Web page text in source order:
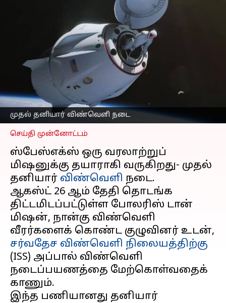
முதல் தனியார் விண்வெளி நடை
ஸ்பேஸ்எக்ஸின்
போலரிஸ் டான் மிஷன்:
முதல் தனியார்
விண்வெளி
நடைப்பயணத்தைச்
சுற்றியுள்ள அபாயங்கள்
எழுதியவர் Venkatalakshmi V Aug 21, 2024
செய்தி முன்னோட்டம்
ஸ்பேஸ்எக்ஸ் ஒரு வரலாற்றுப்
மிஷனுக்கு தயாராகி வருகிறது- முதல்
தனியார் விண்வெளி நடை.
ஆகஸ்ட் 26 ஆம் தேதி தொடங்க
திட்டமிடப்பட்டுள்ள போலரிஸ் டான்
மிஷன், நான்கு விண்வெளி
வீரர்களைக் கொண்ட குழுவினர் உடன்,
சர்வதேச விண்வெளி நிலையத்திற்கு
(ISS) அப்பால் விண்வெளி
நடைப்பயணத்தை மேற்கொள்வதைக்
காணும்.
இந்த பணியானது தனியார்